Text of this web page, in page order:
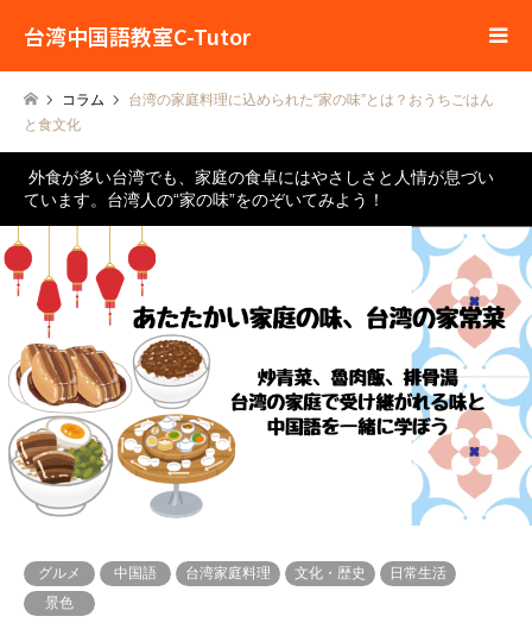
台湾中国語教室C-Tutor
コラム
台湾の家庭料理に込められた“家の味”とは？おうちごはん
と食文化
外食が多い台湾でも、家庭の食卓にはやさしさと人情が息づい
ています。台湾人の“家の味”をのぞいてみよう！
グルメ 中国語 台湾家庭料理 文化・歴史
日常生活
景色